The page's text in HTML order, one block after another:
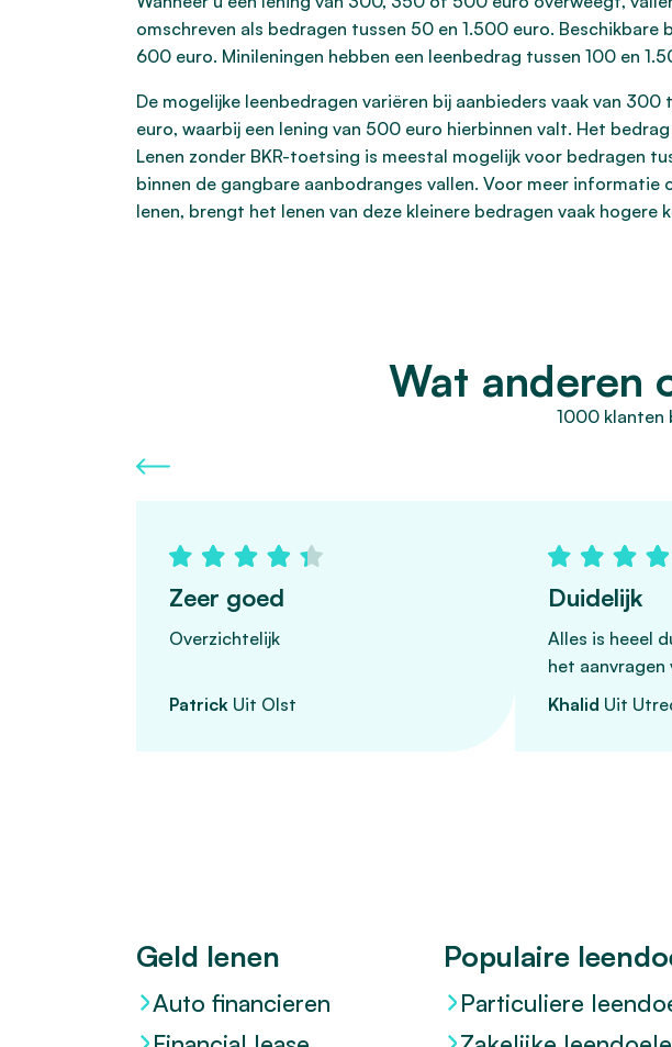
omschreven als bedragen tussen 50 en 1.500 euro.
600 euro. Minileningen hebben een leenbedrag tussen 100 en
De mogelijke leenbedragen variëren bij aanbieders vaak van
euro, waarbij een lening van 500 euro hierbinnen valt. Het
Lenen zonder BKR-toetsing is meestal mogelijk voor bedragen
binnen de gangbare aanbodranges vallen. Voor meer informatie
lenen, brengt het lenen van deze kleinere bedragen vaak hogere
Wat anderen
1000 klanten
Zeer goed
Overzichtelijk
Patrick Uit Olst
Duidelijk
Alles is heeel
het aanvragen
Khalid Uit
Geld lenen
Auto financieren
Populaire
Particuliere